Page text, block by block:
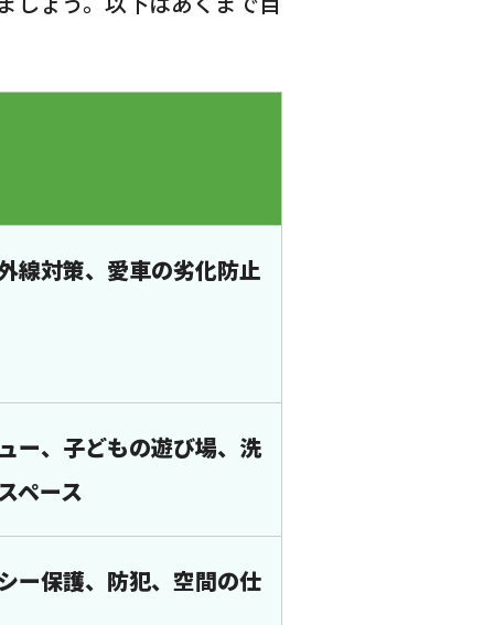
線対策、愛車の劣化防止
ー、子どもの遊び場、洗
ペース
ー保護、防犯、空間の仕